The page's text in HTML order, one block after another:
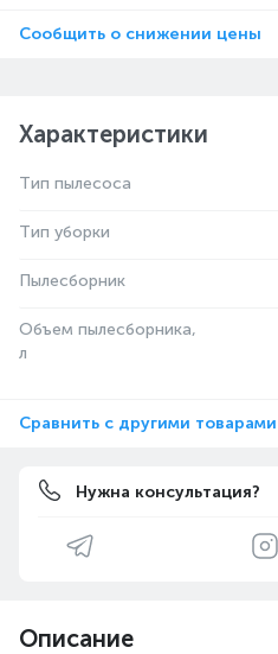
Сообщить о снижении цены
Характеристики
Тип пылесоса
Тип уборки
Пылесборник
Объем пылесборника,
л
Сравнить с другими товарами
Нужна консультация?
Описание